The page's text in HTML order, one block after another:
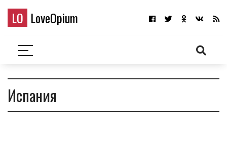
LO LoveOpium
Испания